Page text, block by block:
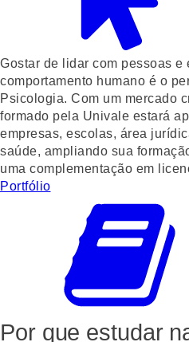
Gostar de lidar com pessoas e
comportamento humano é o
Psicologia. Com um mercado
formado pela Univale estará
empresas, escolas, área
saúde, ampliando sua
uma complementação em
Portfólio
Por que estudar